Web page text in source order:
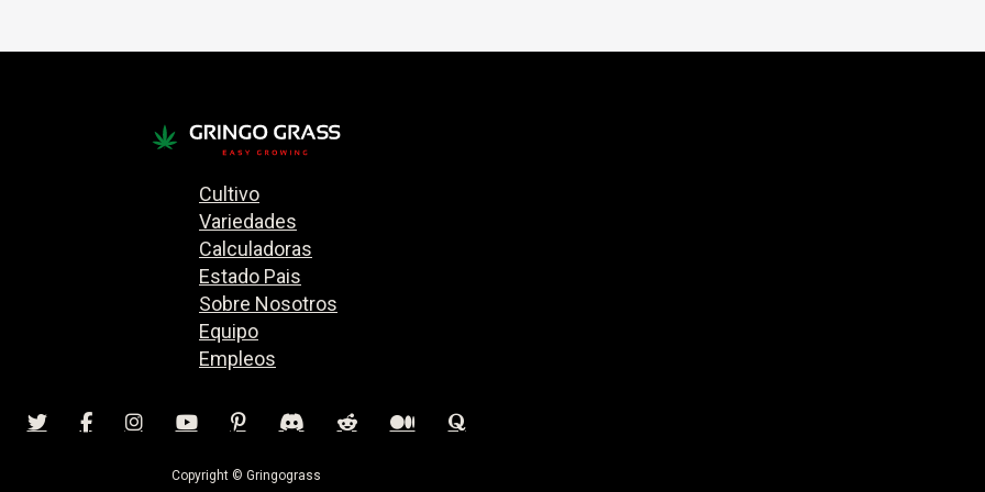
Cultivo
Variedades
Calculadoras
Estado Pais
Sobre Nosotros
Equipo
Empleos
Copyright © Gringograss